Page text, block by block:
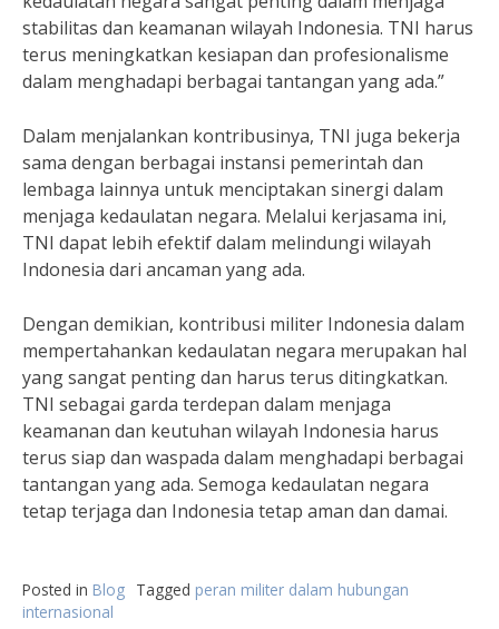
stabilitas dan keamanan wilayah Indonesia. TNI harus
terus meningkatkan kesiapan dan profesionalisme
dalam menghadapi berbagai tantangan yang ada.”
Dalam menjalankan kontribusinya, TNI juga bekerja
sama dengan berbagai instansi pemerintah dan
lembaga lainnya untuk menciptakan sinergi dalam
menjaga kedaulatan negara. Melalui kerjasama ini,
TNI dapat lebih efektif dalam melindungi wilayah
Indonesia dari ancaman yang ada.
Dengan demikian, kontribusi militer Indonesia dalam
mempertahankan kedaulatan negara merupakan hal
yang sangat penting dan harus terus ditingkatkan.
TNI sebagai garda terdepan dalam menjaga
keamanan dan keutuhan wilayah Indonesia harus
terus siap dan waspada dalam menghadapi berbagai
tantangan yang ada. Semoga kedaulatan negara
tetap terjaga dan Indonesia tetap aman dan damai.
Posted in Blog Tagged peran militer dalam hubungan
internasional